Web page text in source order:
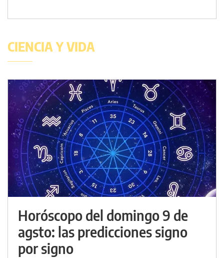
CIENCIA Y VIDA
Horóscopo del domingo 9 de
agsto: las predicciones signo
por signo